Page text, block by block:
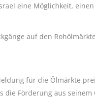
eine Möglichkeit,
auf den
für die Ölmärkte
Förderung aus seinem